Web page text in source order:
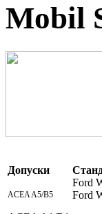
Mobil
Допуски
ACEA A5/B5
Ford
Ford